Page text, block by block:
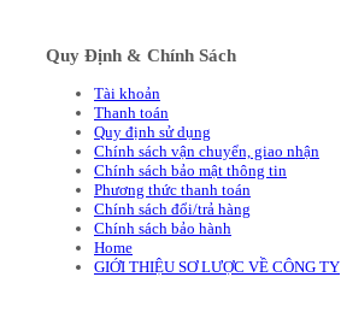
Quy Định & Chính Sách
Tài khoản
Thanh toán
Quy định sử dụng
Chính sách vận chuyển, giao nhận
Chính sách bảo mật thông tin
Phương thức thanh toán
Chính sách đổi/trả hàng
Chính sách bảo hành
Home
GIỚI THIỆU SƠ LƯỢC VỀ CÔNG TY